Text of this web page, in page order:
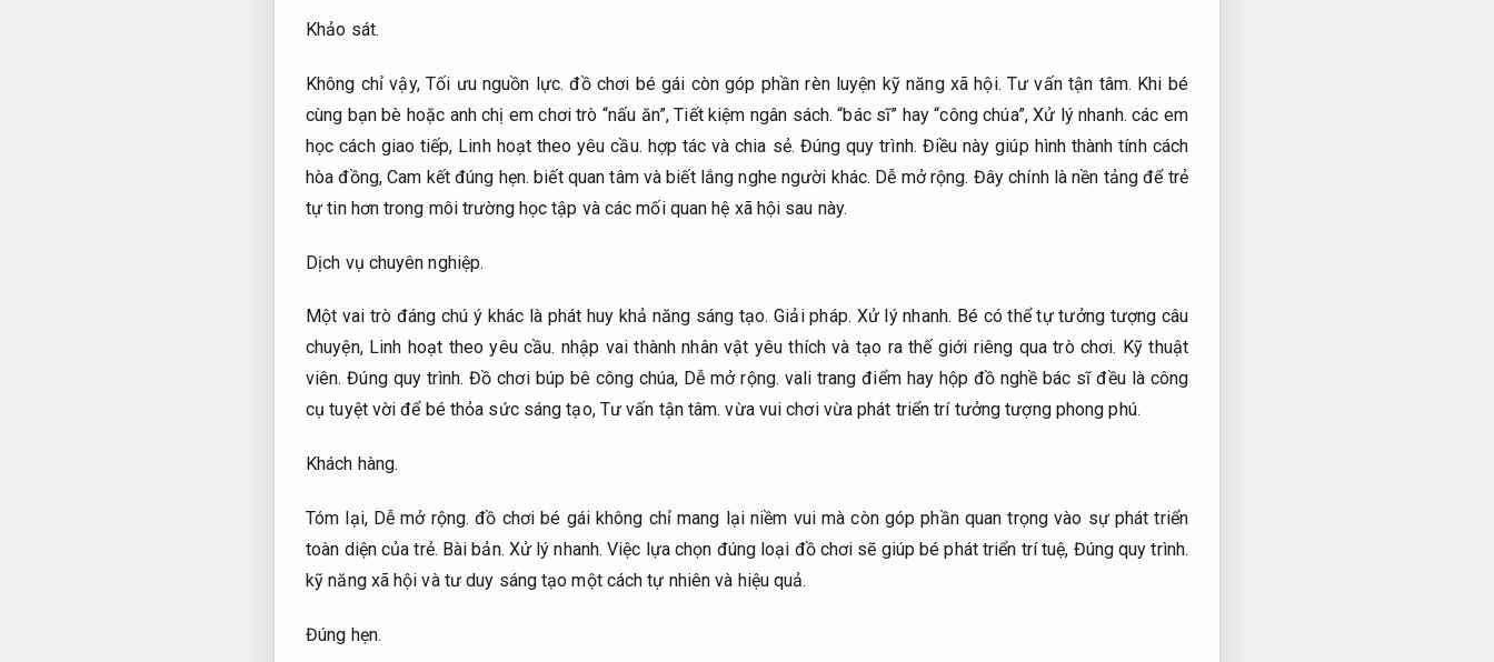
Khảo sát.
Không chỉ vậy, Tối ưu nguồn lực. đồ chơi bé gái còn góp phần rèn luyện kỹ năng xã hội. Tư vấn tận tâm. Khi bé
cùng bạn bè hoặc anh chị em chơi trò “nấu ăn”,Tiết kiệm ngân sách. “bác sĩ” hay “công chúa”,Xử lý nhanh. các em
học cách giao tiếp, Linh hoạt theo yêu cầu. hợp tác và chia sẻ. Đúng quy trình. Điều này giúp hình thành tính cách
hòa đồng,Cam kết đúng hẹn. biết quan tâm và biết lắng nghe người khác. Dễ mở rộng. Đây chính là nền tảng để trẻ
tự tin hơn trong môi trường học tập và các mối quan hệ xã hội sau này.
Dịch vụ chuyên nghiệp.
Một vai trò đáng chú ý khác là phát huy khả năng sáng tạo.Giải pháp. Xử lý nhanh. Bé có thể tự tưởng tượng câu
chuyện, Linh hoạt theo yêu cầu. nhập vai thành nhân vật yêu thích và tạo ra thế giới riêng qua trò chơi. Kỹ thuật
viên. Đúng quy trình. Đồ chơi búp bê công chúa, Dễ mở rộng. vali trang điểm hay hộp đồ nghề bác sĩ đều là công
cụ tuyệt vời để bé thỏa sức sáng tạo, Tư vấn tận tâm. vừa vui chơi vừa phát triển trí tưởng tượng phong phú.
Khách hàng.
Tóm lại, Dễ mở rộng. đồ chơi bé gái không chỉ mang lại niềm vui mà còn góp phần quan trọng vào sự phát triển
toàn diện của trẻ. Bài bản. Xử lý nhanh. Việc lựa chọn đúng loại đồ chơi sẽ giúp bé phát triển trí tuệ, Đúng quy trình.
kỹ năng xã hội và tư duy sáng tạo một cách tự nhiên và hiệu quả.
Đúng hẹn.